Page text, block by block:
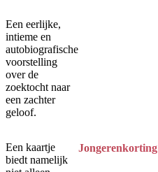
Een eerlijke,
intieme en
autobiografische
voorstelling
over de
zoektocht naar
een zachter
geloof.
Een kaartje
biedt namelijk
Jongerenkorting